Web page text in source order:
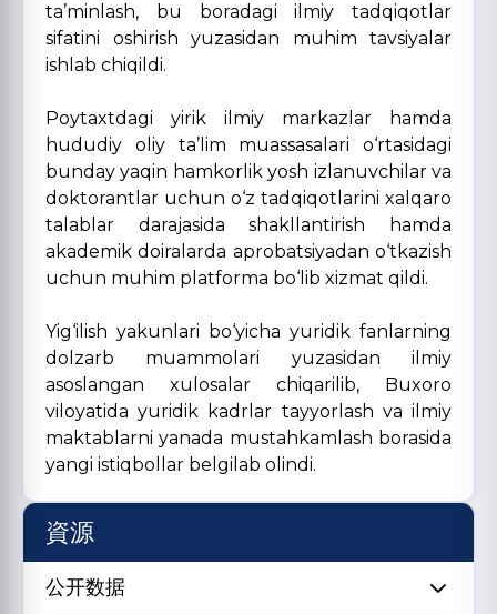
ta’minlash, bu boradagi ilmiy tadqiqotlar
sifatini oshirish yuzasidan muhim tavsiyalar
ishlab chiqildi.
Poytaxtdagi yirik ilmiy markazlar hamda
hududiy oliy ta’lim muassasalari o‘rtasidagi
bunday yaqin hamkorlik yosh izlanuvchilar va
doktorantlar uchun o‘z tadqiqotlarini xalqaro
talablar darajasida shakllantirish hamda
akademik doiralarda aprobatsiyadan o‘tkazish
uchun muhim platforma bo‘lib xizmat qildi.
Yig‘ilish yakunlari bo‘yicha yuridik fanlarning
dolzarb muammolari yuzasidan ilmiy
asoslangan xulosalar chiqarilib, Buxoro
viloyatida yuridik kadrlar tayyorlash va ilmiy
maktablarni yanada mustahkamlash borasida
yangi istiqbollar belgilab olindi.
資源
公开数据